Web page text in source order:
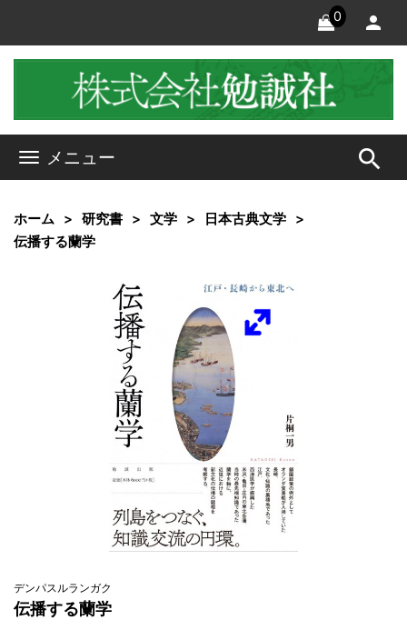
0
メニュー search
ホーム 研究書 文学
日本古典文学
伝播する蘭学
デンパスルランガク
伝播する蘭学